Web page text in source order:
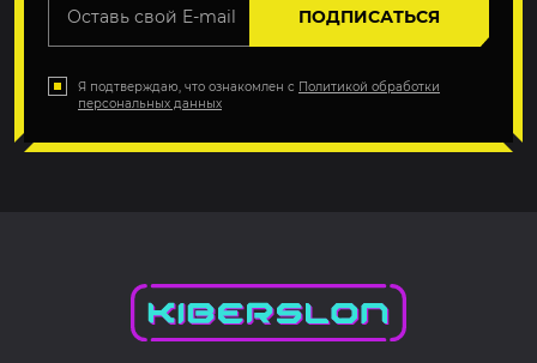
ПОДПИСАТЬСЯ
Я подтверждаю, что ознакомлен с Политикой обработки
персональных данных